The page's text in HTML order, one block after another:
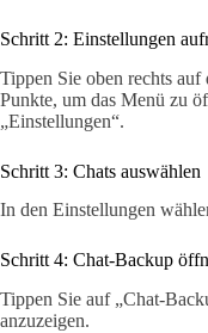
Schritt 2: Einstellungen
Tippen Sie oben rechts
Punkte, um das Menü zu
„Einstellungen“.
Schritt 3: Chats auswählen
In den Einstellungen
Schritt 4: Chat-Backup
Tippen Sie auf „Chat-
anzuzeigen.